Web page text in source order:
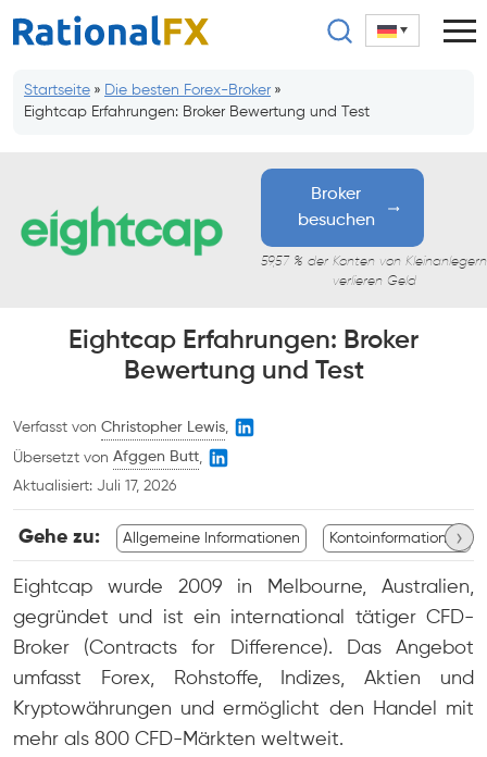
Zum
Inhalt
Startseite » Die besten Forex-Broker »
Eightcap Erfahrungen: Broker Bewertung und Test
Broker
besuchen
59,57 % der Konten von Kleinanlegern
verlieren Geld
Eightcap Erfahrungen: Broker
Bewertung und Test
Verfasst von Christopher Lewis
Übersetzt von Afggen Butt
Aktualisiert: Juli 17, 2026
Gehe zu: Allgemeine Informationen Kontoinformationen
›
Eightcap wurde 2009 in Melbourne, Australien,
gegründet und ist ein international tätiger CFD-
Broker (Contracts for Difference). Das Angebot
umfasst Forex, Rohstoffe, Indizes, Aktien und
Kryptowährungen und ermöglicht den Handel mit
mehr als 800 CFD-Märkten weltweit.